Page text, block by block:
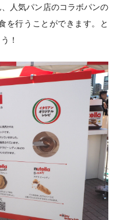
人気パン店のコラボパンの
を行うことができます。と
！